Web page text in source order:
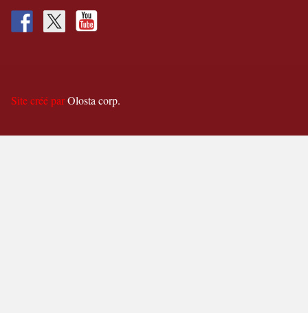
Site créé parOlosta corp.